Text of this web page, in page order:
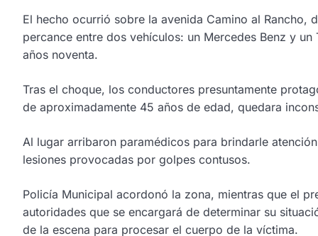
El hecho ocurrió sobre la avenida Camino al
percance entre dos vehículos: un Mercedes Benz y
años noventa.
Tras el choque, los conductores presuntamente
de aproximadamente 45 años de edad, quedara
Al lugar arribaron paramédicos para brindarle
lesiones provocadas por golpes contusos.
Policía Municipal acordonó la zona, mientras que el
autoridades que se encargará de determinar su
de la escena para procesar el cuerpo de la víctima.